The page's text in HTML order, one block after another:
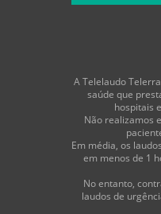
A Telelaudo
saúde que
hospitais
Não realizamos
Em média, os
em menos de 1
No entanto,
laudos de